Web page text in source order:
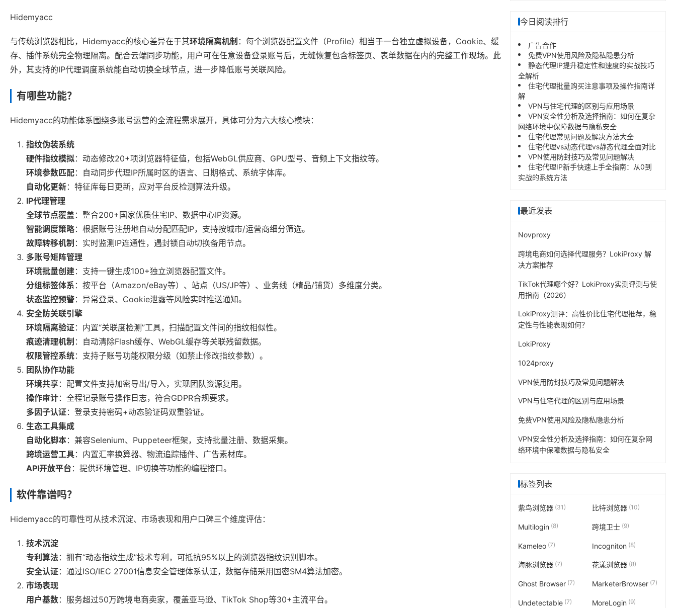
Hidemyacc
与传统浏览器相比，Hidemyacc的核心差异在于其环境隔离机制 ：每个浏览器配置文件（Profile）相当于一台独立虚拟设备，Cookie、缓
存、插件系统完全物理隔离。配合云端同步功能，用户可在任意设备登录账号后，无缝恢复包含标签页、表单数据在内的完整工作现场。此
外，其支持的IP代理调度系统能自动切换全球节点，进一步降低账号关联风险。
有哪些功能？
Hidemyacc的功能体系围绕多账号运营的全流程需求展开，具体可分为六大核心模块：
指纹伪装系统
硬件指纹模拟：动态修改20+项浏览器特征值，包括WebGL供应商、GPU型号、音频上下文指纹等。
环境参数匹配：自动同步代理IP所属时区的语言、日期格式、系统字体库。
自动化更新：特征库每日更新，应对平台反检测算法升级。
IP代理管理
全球节点覆盖 ：整合200+国家优质住宅IP、数据中心IP资源。
智能调度策略：根据账号注册地自动分配匹配IP，支持按城市/运营商细分筛选。
故障转移机制 ：实时监测IP连通性，遇封锁自动切换备用节点。
多账号矩阵管理
环境批量创建：支持一键生成100+独立浏览器配置文件。
分组标签体系 ：按平台（Amazon/eBay等）、站点（US/JP等）、业务线（精品/铺货）多维度分类。
状态监控预警：异常登录、Cookie泄露等风险实时推送通知。
安全防关联引擎
环境隔离验证：内置“关联度检测”工具，扫描配置文件间的指纹相似性。
痕迹清理机制 ：自动清除Flash缓存、WebGL缓存等关联残留数据。
权限管控系统：支持子账号功能权限分级（如禁止修改指纹参数）。
团队协作功能
环境共享：配置文件支持加密导出/导入，实现团队资源复用。
操作审计：全程记录账号操作日志，符合GDPR合规要求。
多因子认证：登录支持密码+动态验证码双重验证。
生态工具集成
自动化脚本：兼容Selenium、Puppeteer框架，支持批量注册、数据采集。
跨境运营工具：内置汇率换算器、物流追踪插件、广告素材库。
API开放平台 ：提供环境管理、IP切换等功能的编程接口。
软件靠谱吗？
Hidemyacc的可靠性可从技术沉淀、市场表现和用户口碑三个维度评估：
技术沉淀
专利算法 ：拥有“动态指纹生成”技术专利，可抵抗95%以上的浏览器指纹识别脚本。
安全认证：通过ISO/IEC 27001信息安全管理体系认证，数据存储采用国密SM4算法加密。
市场表现
用户基数：服务超过50万跨境电商卖家，覆盖亚马逊、TikTok Shop等30+主流平台。
今日阅读排行
广告合作
免费VPN使用风险及隐私隐患分析
静态代理IP提升稳定性和速度的实战技巧
全解析
住宅代理批量购买注意事项及操作指南详
解
VPN与住宅代理的区别与应用场景
VPN安全性分析及选择指南：如何在复杂
网络环境中保障数据与隐私安全
住宅代理常见问题及解决方法大全
住宅代理vs动态代理vs静态代理全面对比
VPN使用防封技巧及常见问题解决
住宅代理IP新手快速上手全指南：从0到
实战的系统方法
最近发表
Novproxy
跨境电商如何选择代理服务？LokiProxy 解
决方案推荐
TikTok代理哪个好？LokiProxy实测评测与使
用指南（2026）
LokiProxy测评：高性价比住宅代理推荐，稳
定性与性能表现如何？
LokiProxy
1024proxy
VPN使用防封技巧及常见问题解决
VPN与住宅代理的区别与应用场景
免费VPN使用风险及隐私隐患分析
VPN安全性分析及选择指南：如何在复杂网
络环境中保障数据与隐私安全
标签列表
紫鸟浏览器 (31) 比特浏览器(10)
Multilogin (8) 跨境卫士(9)
Kameleo (7) Incogniton (8)
海豚浏览器 (7) 花漾浏览器(8)
Ghost Browser (7) MarketerBrowser(7)
Undetectable (7) MoreLogin (9)